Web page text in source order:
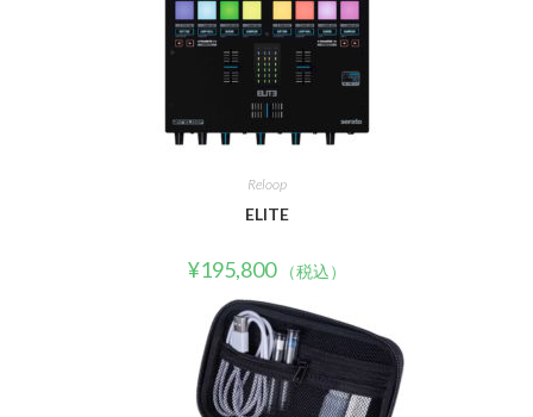
Reloop
ELITE
¥195,800 （税込）